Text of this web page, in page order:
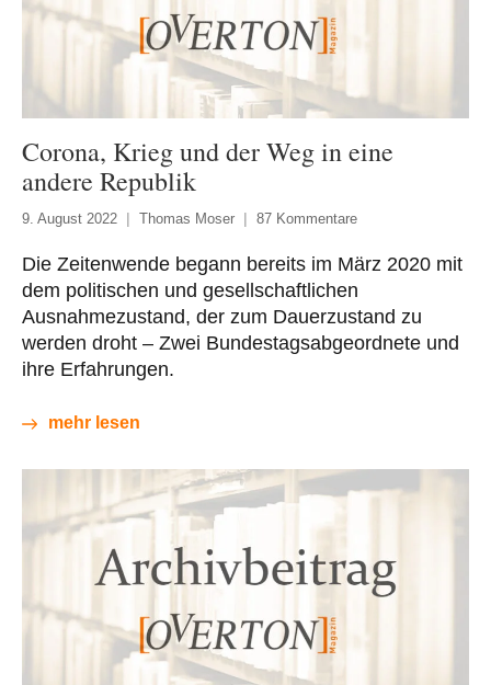
Corona, Krieg und der Weg in eine
andere Republik
9. August 2022 Thomas Moser 87 Kommentare
Die Zeitenwende begann bereits im März 2020 mit
dem politischen und gesellschaftlichen
Ausnahmezustand, der zum Dauerzustand zu
werden droht – Zwei Bundestagsabgeordnete und
ihre Erfahrungen.
mehr lesen